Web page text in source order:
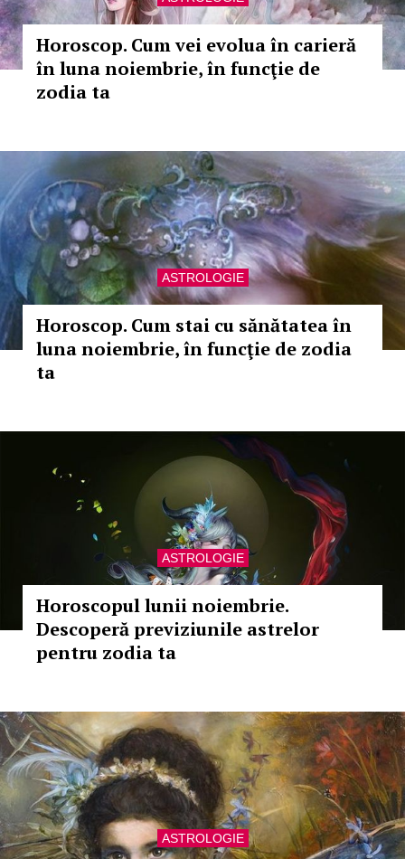
Horoscop. Cum vei evolua în carieră
în luna noiembrie, în funcţie de
zodia ta
ASTROLOGIE
Horoscop. Cum stai cu sănătatea în
luna noiembrie, în funcţie de zodia
ta
ASTROLOGIE
Horoscopul lunii noiembrie.
Descoperă previziunile astrelor
pentru zodia ta
ASTROLOGIE